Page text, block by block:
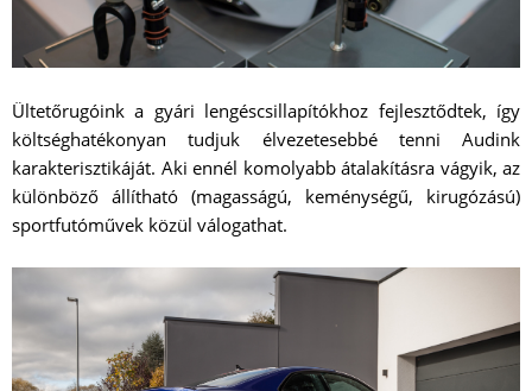
Ültetőrugóink a gyári lengéscsillapítókhoz fejlesztődtek, így
költséghatékonyan tudjuk élvezetesebbé tenni Audink
karakterisztikáját. Aki ennél komolyabb átalakításra vágyik, az
különböző állítható (magasságú, keménységű, kirugózású)
sportfutóművek közül válogathat.